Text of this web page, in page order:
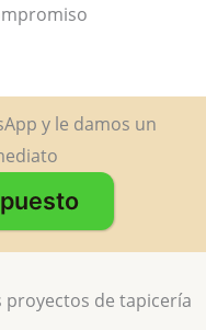
y le damos un
de tapicería